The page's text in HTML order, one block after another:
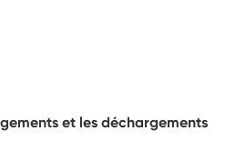
et les déchargements